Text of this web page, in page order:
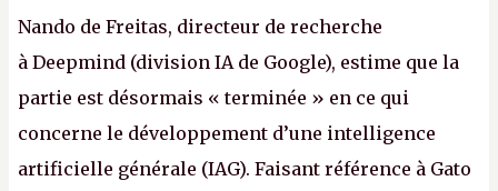
Nando de Freitas, directeur de recherche
à Deepmind (division IA de Google), estime que la
partie est désormais « terminée » en ce qui
concerne le développement d’une intelligence
artificielle générale (IAG). Faisant référence à Gato